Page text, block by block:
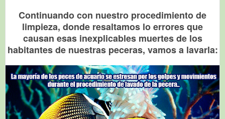
Continuando con nuestro procedimiento de
limpieza, donde resaltamos lo errores que
causan esas inexplicables muertes de los
habitantes de nuestras peceras, vamos a lavarla: